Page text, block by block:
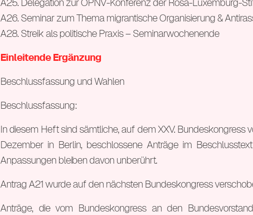
A25. Delegation zur ÖPNV-Konferenz der Rosa-Luxemburg-
A26. Seminar zum Thema migrantische Organisierung &
A28. Streik als politische Praxis – Seminarwochenende
Einleitende Ergänzung
Beschlussfassung und Wahlen
Beschlussfassung:
In diesem Heft sind sämtliche, auf dem XXV. Bundeskongress
Dezember in Berlin, beschlossene Anträge im
Anpassungen bleiben davon unberührt.
Antrag A21 wurde auf den nächsten Bundeskongress
Anträge, die vom Bundeskongress an den